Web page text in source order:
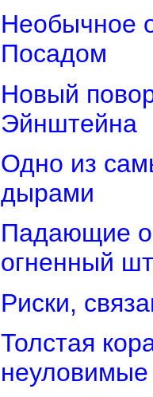
Необычное
Посадом
Новый
Эйнштейна
Одно из
дырами
Падающие
огненный
Риски,
Толстая